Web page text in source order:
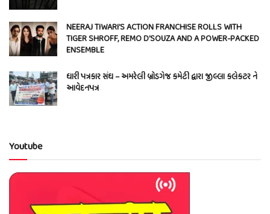
NEERAJ TIWARI’S ACTION FRANCHISE ROLLS WITH
TIGER SHROFF, REMO D’SOUZA AND A POWER-PACKED
ENSEMBLE
ધારી પત્રકાર સંઘ – અમરેલી બ્રોડગેજ કમેટી દ્વારા જીલ્લા કલેકટર ને
આવેદનપત્ર
Youtube